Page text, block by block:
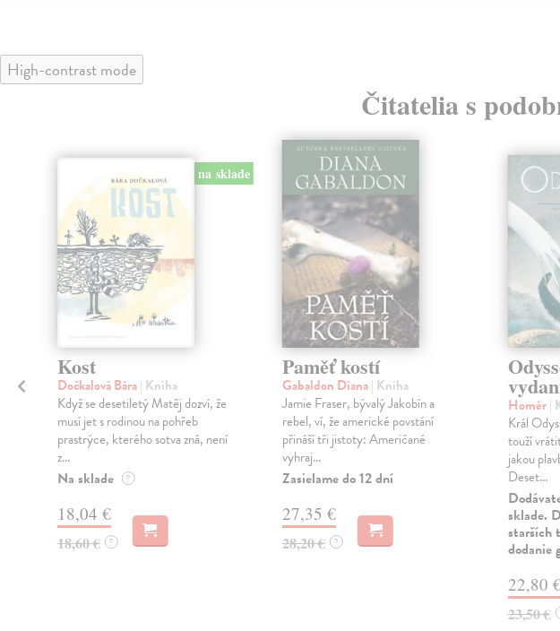
High-contrast mode
Čitatelia s
na sklade
Kost
Dočkalová Bára| Kniha
Když se desetiletý Matěj dozví, že
musí jet s rodinou na pohřeb
prastrýce, kterého sotva zná, není
z...
Na sklade ?
18,04 €
18,60 € ?
Paměť kostí
Gabaldon Diana| Kniha
Jamie Fraser, bývalý Jakobín a
rebel, ví, že americké povstání
přináší tři jistoty: Američané
vyhraj...
Zasielame do 12 dní
27,35 €
28,20 € ?
Homér|
Král
touží
jakou
Deset...
sklade.
starších
dodanie
22,80
23,50 €